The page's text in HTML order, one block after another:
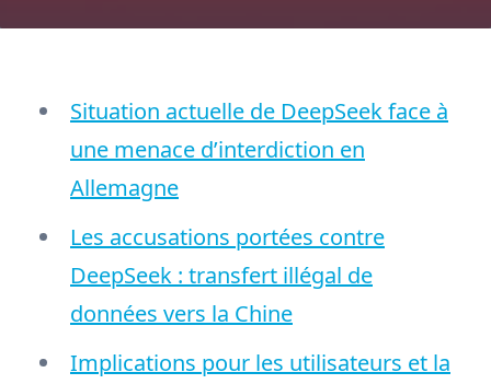
Situation actuelle de DeepSeek face à
une menace d’interdiction en
Allemagne
Les accusations portées contre
DeepSeek : transfert illégal de
données vers la Chine
Implications pour les utilisateurs et la